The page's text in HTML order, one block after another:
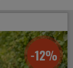
-12%